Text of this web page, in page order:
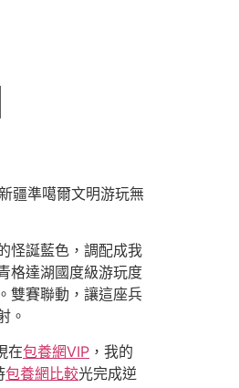
疆準噶爾文明游玩無
怪誕藍色，調配成我
格達湖國度級游玩度
雙賽聯動，讓這座兵
。
在包養網VIP ，我的
包養網比較光完成逆